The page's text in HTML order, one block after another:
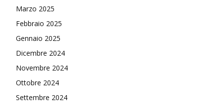
Marzo 2025
Febbraio 2025
Gennaio 2025
Dicembre 2024
Novembre 2024
Ottobre 2024
Settembre 2024